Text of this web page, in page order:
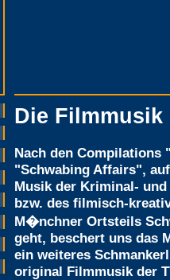
Die Filmmusik
Nach den
"Schwabing Affairs",
Musik der Kriminal-
bzw. des filmisch-
M�nchner Ortsteils
geht, beschert uns das
ein weiteres
original Filmmusik der